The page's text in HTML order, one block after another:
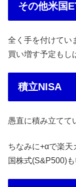
その他米国
全く手を付けてい
買い増す予定もし
積立NISA
愚直に積み立てて
ちなみに+αで楽
国株式(S&P500)